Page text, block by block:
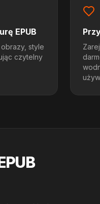
EPUB
style
czytelny